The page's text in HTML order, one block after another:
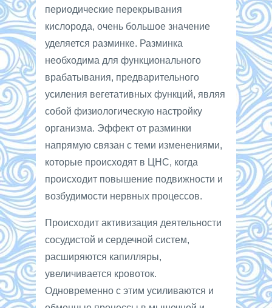
периодические перекрывания
кислорода, очень большое значение
уделяется разминке. Разминка
необходима для функционального
врабатывания, предварительного
усиления вегетативных функций, являя
собой физиологическую настройку
организма. Эффект от разминки
напрямую связан с теми изменениями,
которые происходят в ЦНС, когда
происходит повышение подвижности и
возбудимости нервных процессов.
Происходит активизация деятельности
сосудистой и сердечной систем,
расширяются капилляры,
увеличивается кровоток.
Одновременно с этим усиливаются и